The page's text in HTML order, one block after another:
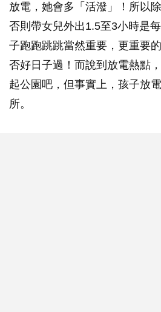
放電，她會多「活潑」！所以
否則帶女兒外出1.5至3小時是
子跑跑跳跳當然重要，更重要
否好日子過！而說到放電熱點
起公園吧，但事實上，孩子放
所。